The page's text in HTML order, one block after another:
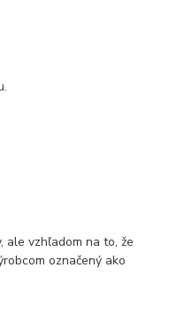
ale vzhľadom na to, že
označený ako